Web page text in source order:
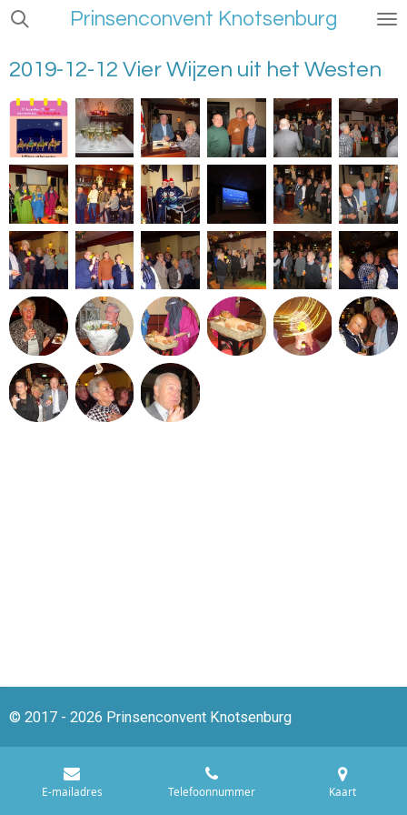
Ga
naar
hoofdinhoud
Prinsenconvent Knotsenburg
2019-12-12 Vier Wijzen uit het Westen
© 2017 - 2026 Prinsenconvent Knotsenburg
E-mailadres Telefoonnummer Kaart